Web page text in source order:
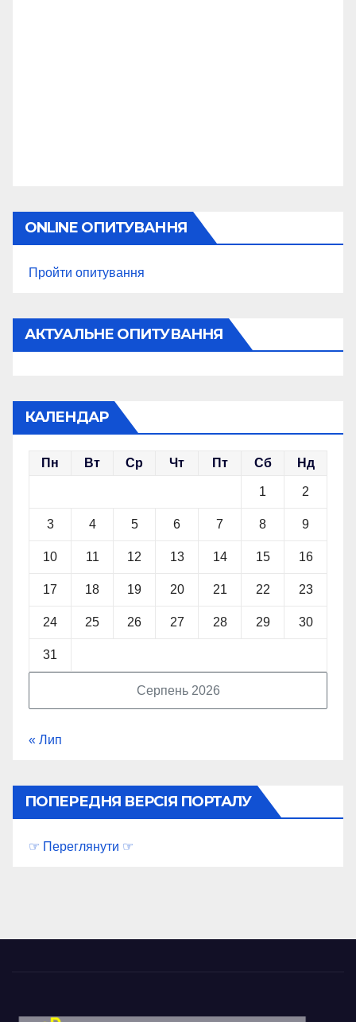
ONLINE ОПИТУВАННЯ
Пройти опитування
АКТУАЛЬНЕ ОПИТУВАННЯ
КАЛЕНДАР
Серпень 2026
Пн Вт Ср Чт Пт Сб Нд
1 2
3 4 5 6 7 8 9
10 11 12 13 14 15 16
17 18 19 20 21 22 23
24 25 26 27 28 29 30
31
« Лип
ПОПЕРЕДНЯ ВЕРСІЯ ПОРТАЛУ
☞ Переглянути ☞